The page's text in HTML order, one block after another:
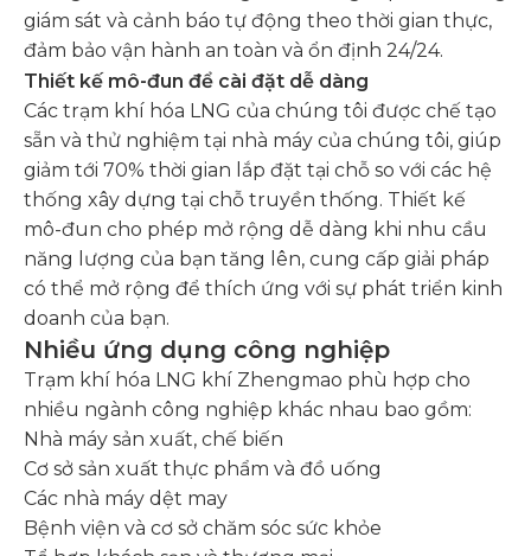
giám sát và cảnh báo tự động theo thời gian thực,
đảm bảo vận hành an toàn và ổn định 24/24.
Thiết kế mô-đun để cài đặt dễ dàng
Các trạm khí hóa LNG của chúng tôi được chế tạo
sẵn và thử nghiệm tại nhà máy của chúng tôi, giúp
giảm tới 70% thời gian lắp đặt tại chỗ so với các hệ
thống xây dựng tại chỗ truyền thống. Thiết kế
mô-đun cho phép mở rộng dễ dàng khi nhu cầu
năng lượng của bạn tăng lên, cung cấp giải pháp
có thể mở rộng để thích ứng với sự phát triển kinh
doanh của bạn.
Nhiều ứng dụng công nghiệp
Trạm khí hóa LNG khí Zhengmao phù hợp cho
nhiều ngành công nghiệp khác nhau bao gồm:
Nhà máy sản xuất, chế biến
Cơ sở sản xuất thực phẩm và đồ uống
Các nhà máy dệt may
Bệnh viện và cơ sở chăm sóc sức khỏe